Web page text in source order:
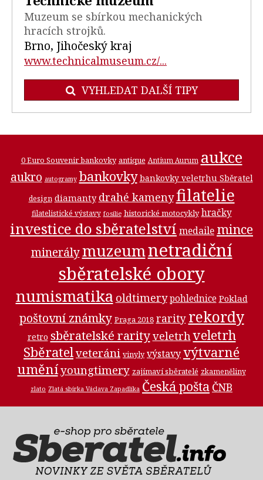
Muzeum se sbírkou mechanických
hracích strojků.
Brno, Jihočeský kraj
www.technicalmuseum.cz/...
VYHLEDAT DALŠÍ TIPY
0 Euro Souvenir bankovky antique Antium Aurum aukce
aukro autogramy bankovky bankovky veletrhu Sběratel
design diamanty drahé kamenyfilatelie
filatelistické výstavy fosilie historické motocykly hračky
investice do sběratelství medaile mince
minerálymuzeumnetradiční
sběratelské obory
numismatika oldtimery pohlednice Poklad
poštovní známky Praga 2018 rarity rekordy
retro sběratelské rarityveletrhveletrh
Sběratelveteráni vinyly výstavyvýtvarné
uměníyoungtimery zajímaví sběratelé zkameněliny
zlato Zlatá sbírka Václava Zapadlíka Česká pošta ČNB